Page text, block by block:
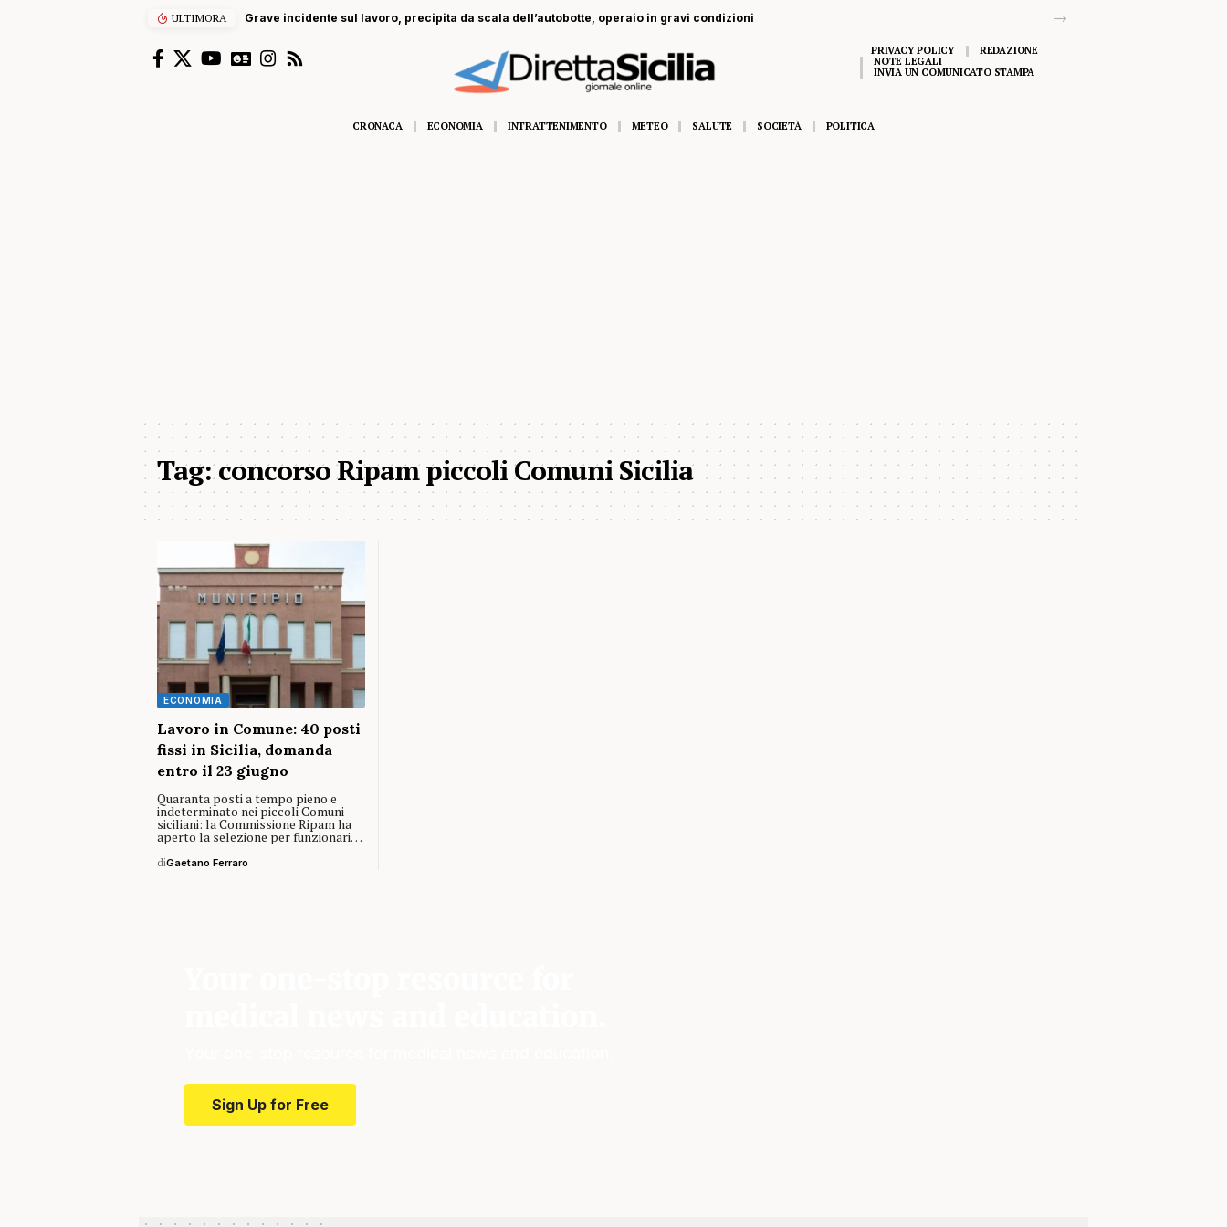
ULTIMORA Grave incidente sul lavoro, precipita da scala dell’autobotte, operaio in gravi condizioni
PRIVACY POLICY
REDAZIONE
NOTE LEGALI
INVIA UN COMUNICATO STAMPA
CRONACA ECONOMIA INTRATTENIMENTO METEO SALUTE SOCIETÀ POLITICA
Tag:concorso Ripam piccoli Comuni Sicilia
ECONOMIA
Lavoro in Comune: 40 posti
fissi in Sicilia, domanda
entro il 23 giugno
Quaranta posti a tempo pieno e
indeterminato nei piccoli Comuni
siciliani: la Commissione Ripam ha
aperto la selezione per funzionari…
diGaetano Ferraro
Sign Up for Free